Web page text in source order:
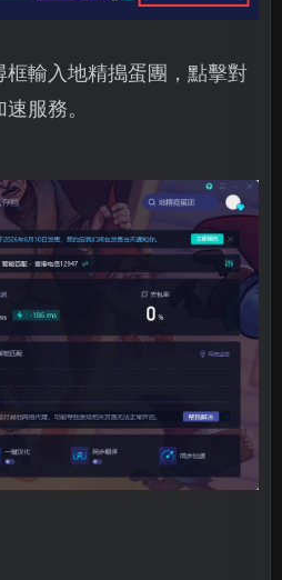
輸入地精搗蛋團，點擊對
服務。